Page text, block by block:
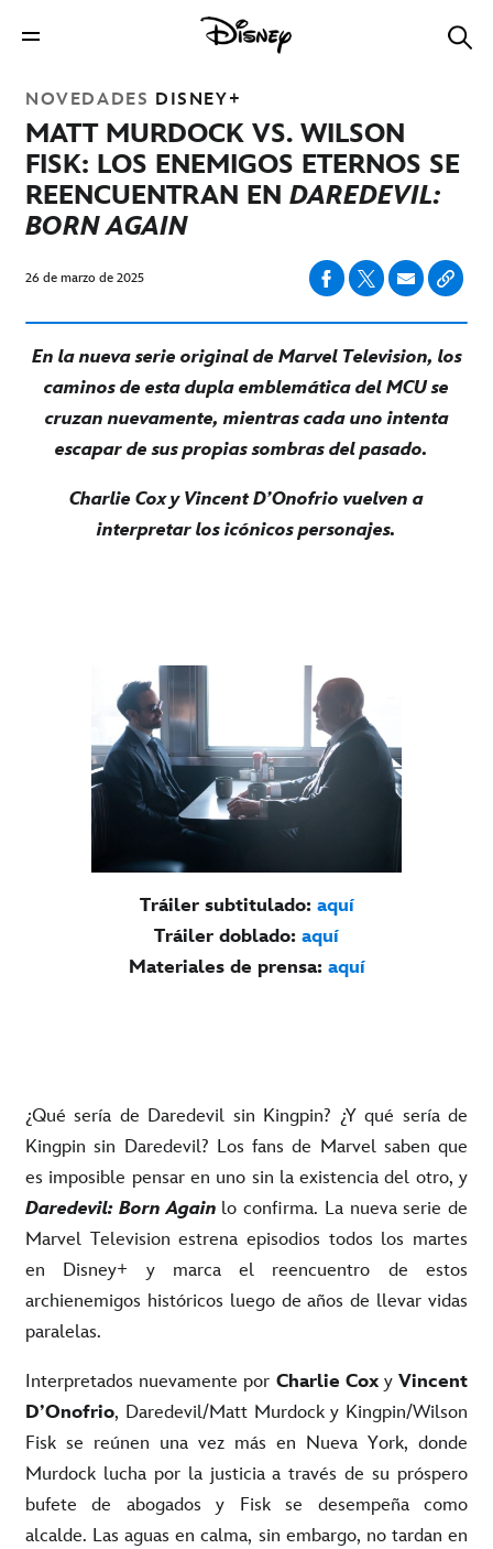
NOVEDADES DISNEY+
MATT MURDOCK VS. WILSON
FISK: LOS ENEMIGOS ETERNOS SE
REENCUENTRAN EN DAREDEVIL:
BORN AGAIN
26 de marzo de 2025
En la nueva serie original de Marvel Television, los
caminos de esta dupla emblemática del MCU se
cruzan nuevamente, mientras cada uno intenta
escapar de sus propias sombras del pasado.
Charlie Cox y Vincent D’Onofrio vuelven a
interpretar los icónicos personajes.
Tráiler subtitulado: aquí
Tráiler doblado: aquí
Materiales de prensa: aquí
¿Qué sería de Daredevil sin Kingpin? ¿Y qué sería de
Kingpin sin Daredevil? Los fans de Marvel saben que
es imposible pensar en uno sin la existencia del otro, y
Daredevil: Born Again lo confirma. La nueva serie de
Marvel Television estrena episodios todos los martes
en Disney+ y marca el reencuentro de estos
archienemigos históricos luego de años de llevar vidas
paralelas.
Interpretados nuevamente por Charlie CoxyVincent
D’Onofrio, Daredevil/Matt Murdock y Kingpin/Wilson
Fisk se reúnen una vez más en Nueva York, donde
Murdock lucha por la justicia a través de su próspero
bufete de abogados y Fisk se desempeña como
alcalde. Las aguas en calma, sin embargo, no tardan en